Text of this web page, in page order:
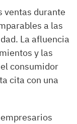
ventas durante
a las
La afluencia
y las
consumidor
cita con una